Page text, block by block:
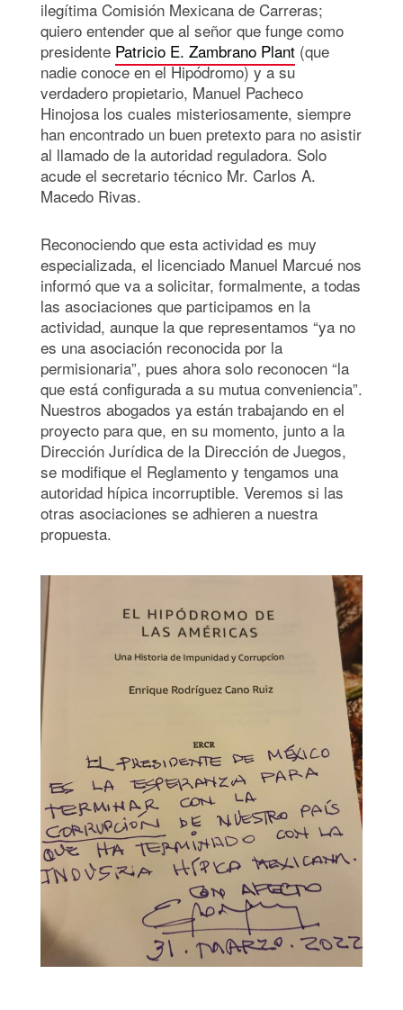
ilegítima Comisión Mexicana de Carreras;
quiero entender que al señor que funge como
presidente Patricio E. Zambrano Plant (que
nadie conoce en el Hipódromo) y a su
verdadero propietario, Manuel Pacheco
Hinojosa los cuales misteriosamente, siempre
han encontrado un buen pretexto para no asistir
al llamado de la autoridad reguladora. Solo
acude el secretario técnico Mr. Carlos A.
Macedo Rivas.
Reconociendo que esta actividad es muy
especializada, el licenciado Manuel Marcué nos
informó que va a solicitar, formalmente, a todas
las asociaciones que participamos en la
actividad, aunque la que representamos “ya no
es una asociación reconocida por la
permisionaria”, pues ahora solo reconocen “la
que está configurada a su mutua conveniencia”.
Nuestros abogados ya están trabajando en el
proyecto para que, en su momento, junto a la
Dirección Jurídica de la Dirección de Juegos,
se modifique el Reglamento y tengamos una
autoridad hípica incorruptible. Veremos si las
otras asociaciones se adhieren a nuestra
propuesta.